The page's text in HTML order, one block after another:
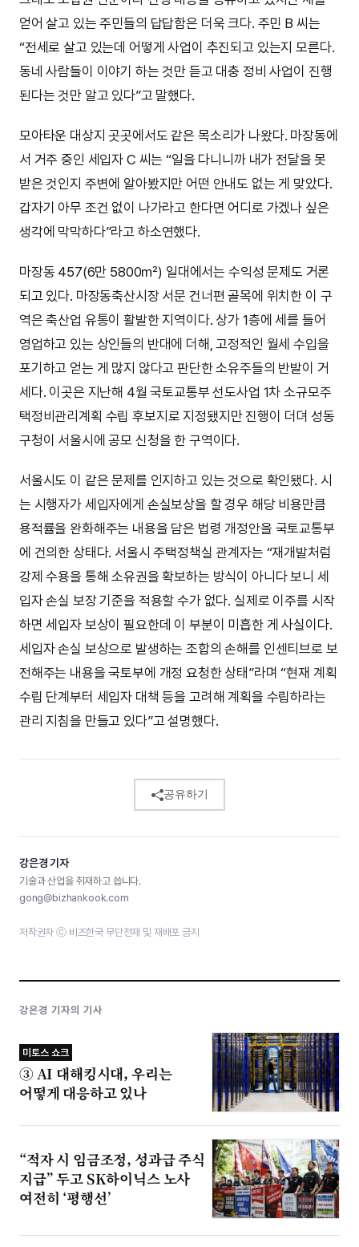
얻어 살고 있는 주민들의 답답함은 더욱 크다. 주민 B 씨는
“전세로 살고 있는데 어떻게 사업이 추진되고 있는지 모른다.
동네 사람들이 이야기 하는 것만 듣고 대충 정비 사업이 진행
된다는 것만 알고 있다”고 말했다.
모아타운 대상지 곳곳에서도 같은 목소리가 나왔다. 마장동에
서 거주 중인 세입자 C 씨는 “일을 다니니까 내가 전달을 못
받은 것인지 주변에 알아봤지만 어떤 안내도 없는 게 맞았다.
갑자기 아무 조건 없이 나가라고 한다면 어디로 가겠나 싶은
생각에 막막하다”라고 하소연했다.
마장동 457(6만 5800㎡) 일대에서는 수익성 문제도 거론
되고 있다. 마장동축산시장 서문 건너편 골목에 위치한 이 구
역은 축산업 유통이 활발한 지역이다. 상가 1층에 세를 들어
영업하고 있는 상인들의 반대에 더해, 고정적인 월세 수입을
포기하고 얻는 게 많지 않다고 판단한 소유주들의 반발이 거
세다. 이곳은 지난해 4월 국토교통부 선도사업 1차 소규모주
택정비관리계획 수립 후보지로 지정됐지만 진행이 더뎌 성동
구청이 서울시에 공모 신청을 한 구역이다.
서울시도 이 같은 문제를 인지하고 있는 것으로 확인됐다. 시
는 시행자가 세입자에게 손실보상을 할 경우 해당 비용만큼
용적률을 완화해주는 내용을 담은 법령 개정안을 국토교통부
에 건의한 상태다. 서울시 주택정책실 관계자는 “재개발처럼
강제 수용을 통해 소유권을 확보하는 방식이 아니다 보니 세
입자 손실 보장 기준을 적용할 수가 없다. 실제로 이주를 시작
하면 세입자 보상이 필요한데 이 부분이 미흡한 게 사실이다.
세입자 손실 보상으로 발생하는 조합의 손해를 인센티브로 보
전해주는 내용을 국토부에 개정 요청한 상태”라며 “현재 계획
수립 단계부터 세입자 대책 등을 고려해 계획을 수립하라는
관리 지침을 만들고 있다”고 설명했다.
공유하기
강은경 기자
기술과 산업을 취재하고 씁니다.
gong@bizhankook.com
저작권자 ⓒ 비즈한국 무단전재 및 재배포 금지
강은경 기자의 기사
미토스 쇼크
③ AI 대해킹시대, 우리는
어떻게 대응하고 있나
“적자 시 임금조정, 성과급 주식
지급” 두고 SK하이닉스 노사
여전히 ‘평행선’